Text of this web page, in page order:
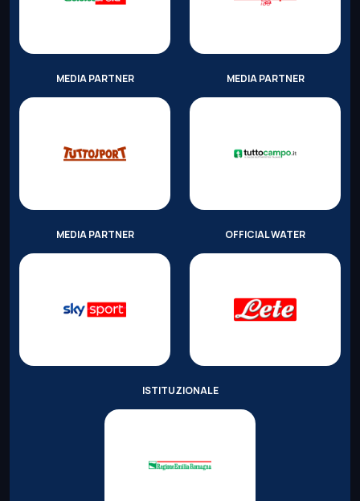
MEDIA PARTNER MEDIA PARTNER
MEDIA PARTNER OFFICIAL WATER
ISTITUZIONALE